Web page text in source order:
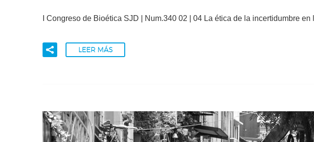
I Congreso de Bioética SJD | Num.340 02 | 04 La ética de la incertidumbre
LEER MÁS